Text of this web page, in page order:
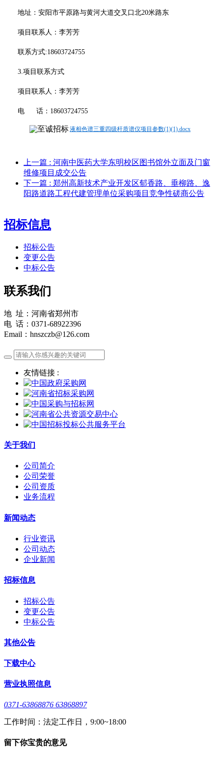
地址： 安阳市平原路与黄河大道交叉口北20米路东
项目联系人： 李芳芳
联系方式:18603724755
3.项目联系方式
项目联系人： 李芳芳
电 话： 18603724755
液相色谱三重四级杆质谱仪项目参数(1)(1).docx
上一篇 : 河南中医药大学东明校区图书馆外立面及门窗
维修项目成交公告
下一篇 : 郑州高新技术产业开发区郁香路、垂柳路、逸
阳路道路工程代建管理单位采购项目竞争性磋商公告
招标信息
招标公告
变更公告
中标公告
联系我们
地 址：河南省郑州市
电 话：0371-68922396
Email：hnszczb@126.com
友情链接 :
关于我们
公司简介
公司荣誉
公司资质
业务流程
新闻动态
行业资讯
公司动态
企业新闻
招标信息
招标公告
变更公告
中标公告
其他公告
下载中心
营业执照信息
0371-63868876 63868897
工作时间：法定工作日，9:00~18:00
留下你宝贵的意见